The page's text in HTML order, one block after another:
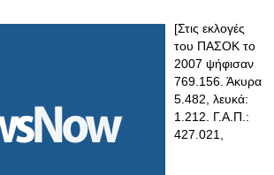
[Στις εκλογές
του ΠΑΣΟΚ το
2007 ψήφισαν
769.156. Άκυρα
5.482, λευκά:
1.212. Γ.Α.Π.:
427.021,